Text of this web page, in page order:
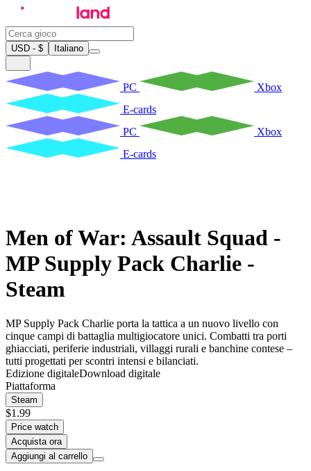
USD - $ Italiano
PC
Xbox
E-cards
PC
Xbox
E-cards
Men of War: Assault Squad -
MP Supply Pack Charlie -
Steam
MP Supply Pack Charlie porta la tattica a un nuovo livello con
cinque campi di battaglia multigiocatore unici. Combatti tra porti
ghiacciati, periferie industriali, villaggi rurali e banchine contese –
tutti progettati per scontri intensi e bilanciati.
Edizione digitaleDownload digitale
Piattaforma
Steam
$1.99
Price watch
Acquista ora
Aggiungi al carrello